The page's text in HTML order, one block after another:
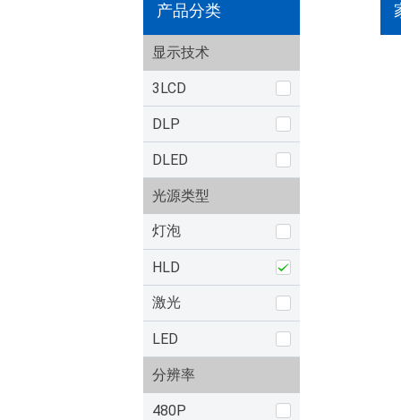
产品分类
显示技术
3LCD
DLP
DLED
光源类型
灯泡
HLD
激光
LED
分辨率
480P